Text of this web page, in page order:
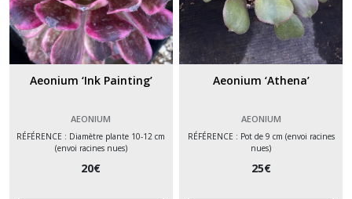
Aeonium ‘Ink Painting’
AEONIUM
RÉFÉRENCE : Diamètre plante 10-12 cm
(envoi racines nues)
20€
Aeonium ‘Athena’
AEONIUM
RÉFÉRENCE : Pot de 9 cm (envoi racines
nues)
25€